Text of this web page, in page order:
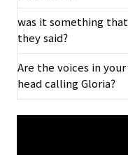
was it something that
they said?
Are the voices in your
head calling Gloria?